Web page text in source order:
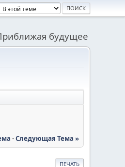
будущее
-Следующая Тема »
ПЕЧАТЬ